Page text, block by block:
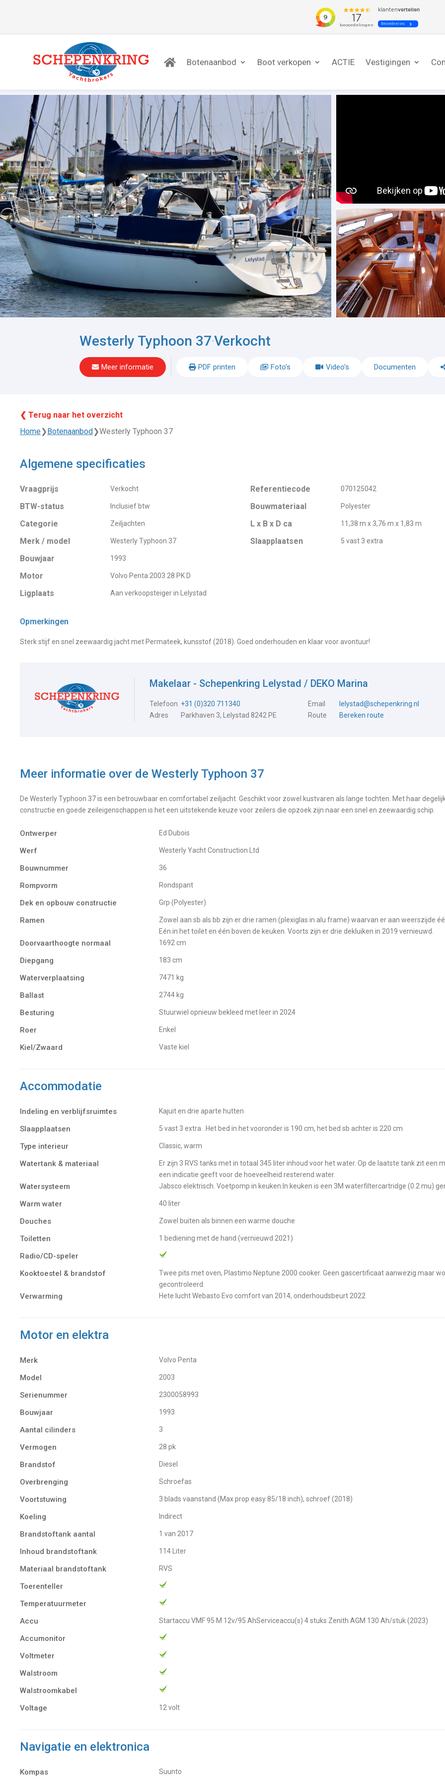
Botenaanbod Boot verkopen ACTIE Vestigingen
Westerly Typhoon 37-Verkocht
Meer informatie PDF printen Foto's Video's Documenten
❮ Terug naar het overzicht
Home❯Botenaanbod❯Westerly Typhoon 37
Algemene specificaties
Vraagprijs Verkocht
BTW-status Inclusief btw
Categorie Zeiljachten
Merk / model Westerly Typhoon 37
Bouwjaar 1993
Motor Volvo Penta 2003 28 PK D
Ligplaats Aan verkoopsteiger in Lelystad
Referentiecode 070125042
Bouwmateriaal Polyester
L x B x D ca 11,38 m x 3,76 m x 1,83 m
Slaapplaatsen 5 vast 3 extra
Opmerkingen
Sterk stijf en snel zeewaardig jacht met Permateek, kunsstof (2018). Goed onderhouden en klaar voor avontuur!
Makelaar - Schepenkring Lelystad / DEKO Marina
Telefoon +31 (0)320 711340 Email
lelystad@schepenkring.nl
Adres
Parkhaven 3, Lelystad 8242 PE Route Bereken route
Meer informatie over de Westerly Typhoon 37
De Westerly Typhoon 37 is een betrouwbaar en comfortabel zeiljacht. Geschikt voor zowel kustvaren als lange tochten. Met haar
constructie en goede zeileigenschappen is het een uitstekende keuze voor zeilers die opzoek zijn naar een snel en zeewaardig schip.
Ontwerper Ed Dubois
Werf Westerly Yacht Construction Ltd
Bouwnummer 36
Rompvorm Rondspant
Dek en opbouw constructie Grp (Polyester)
Ramen
Zowel aan sb als bb zijn er drie ramen (plexiglas in alu frame) waarvan er aan weerszijde één open kan.
Eén in het toilet en één boven de keuken. Voorts zijn er drie dekluiken in 2019 vernieuwd.
Doorvaarthoogte normaal 1692 cm
Diepgang 183 cm
Waterverplaatsing 7471 kg
Ballast 2744 kg
Besturing Stuurwiel opnieuw bekleed met leer in 2024
Roer Enkel
Kiel/Zwaard vaste kiel
Accommodatie
Indeling en verblijfsruimtes Kajuit en drie aparte hutten
Slaapplaatsen 5 vast 3 extra . Het bed in het vooronder is 190 cm, het bed sb achter is 220 cm
Type interieur Classic, warm
Watertank & materiaal
Er zijn 3 RVS tanks met in totaal 345 liter inhoud voor het water. Op de laatste tank zit een meter die
een indicatie geeft voor de hoeveelheid resterend water.
Watersysteem Jabsco elektrisch. Voetpomp in keuken.In keuken is een 3M waterfiltercartridge (0.2 mu)
Warm water 40 liter
Douches Zowel buiten als binnen een warme douche
Toiletten 1 bediening met de hand (vernieuwd 2021)
Radio/CD-speler
Kooktoestel & brandstof
Twee pits met oven, Plastimo Neptune 2000 cooker. Geen gascertificaat aanwezig maar wordt jaarlijks
gecontroleerd.
Verwarming Hete lucht Webasto Evo comfort van 2014, onderhoudsbeurt 2022
Motor en elektra
Merk Volvo Penta
Model 2003
Serienummer 2300058993
Bouwjaar 1993
Aantal cilinders 3
Vermogen 28 pk
Brandstof Diesel
Overbrenging Schroefas
Voortstuwing 3 blads vaanstand (Max prop easy 85/18 inch), schroef (2018)
Koeling indirect
Brandstoftank aantal 1 van 2017
Inhoud brandstoftank 114 Liter
Materiaal brandstoftank RVS
Toerenteller
Temperatuurmeter
Accu
Startaccu VMF 95 M 12v/95 AhServiceaccu(s) 4 stuks Zenith AGM 130 Ah/stuk (2023)
Accumonitor
Voltmeter
Walstroom
Walstroomkabel
Voltage
12 volt
Navigatie en elektronica
Kompas Suunto